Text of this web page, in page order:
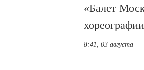
«Балет
8:41, 03 августа